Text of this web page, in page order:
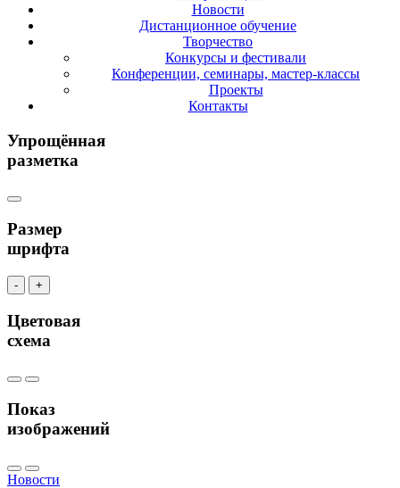
Новости
Дистанционное обучение
Творчество
Конкурсы и фестивали
Конференции, семинары, мастер-классы
Проекты
Контакты
Упрощённая
разметка
Размер
шрифта
- +
Цветовая
схема
Показ
изображений
Новости